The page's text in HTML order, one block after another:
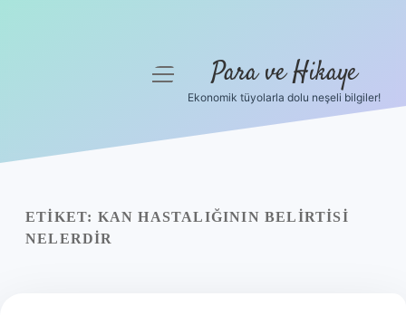
Yasal Uyarı
menüyü
Para ve Hikaye
Ekonomik tüyolarla dolu neşeli bilgiler!
ETIKET: KAN HASTALIĞININ BELIRTISI
NELERDIR